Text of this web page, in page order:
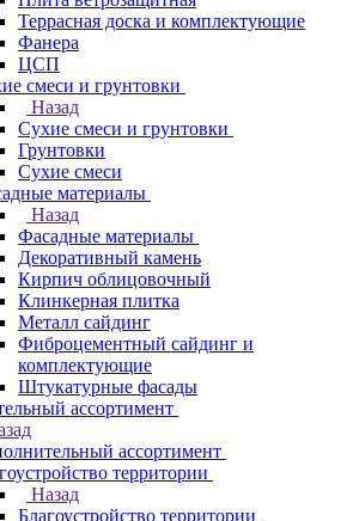
Террасная доска и комплектующие
Фанера
ЦСП
смеси и грунтовки
Назад
Сухие смеси и грунтовки
Грунтовки
Сухие смеси
материалы
Назад
Фасадные материалы
Декоративный камень
Кирпич облицовочный
Клинкерная плитка
Металл сайдинг
Фиброцементный сайдинг и
комплектующие
Штукатурные фасады
ассортимент
ассортимент
территории
Назад
Благоустройство территории